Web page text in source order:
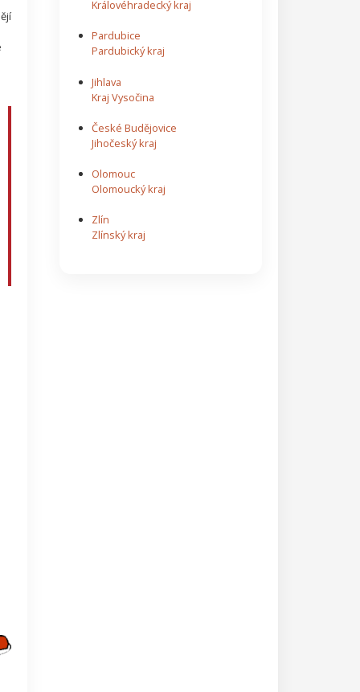
Královéhradecký kraj
Pardubice
Pardubický kraj
Jihlava
Kraj Vysočina
České Budějovice
Jihočeský kraj
Olomouc
Olomoucký kraj
Zlín
Zlínský kraj